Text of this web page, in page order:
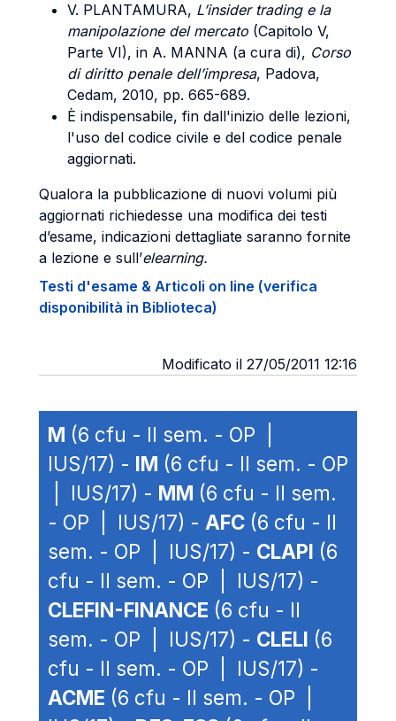
V. PLANTAMURA, L’insider trading e la
manipolazione del mercato (Capitolo V,
Parte VI), in A. MANNA (a cura di), Corso
di diritto penale dell’impresa, Padova,
Cedam, 2010, pp. 665-689.
È indispensabile, fin dall'inizio delle lezioni,
l'uso del codice civile e del codice penale
aggiornati.
Qualora la pubblicazione di nuovi volumi più
aggiornati richiedesse una modifica dei testi
d’esame, indicazioni dettagliate saranno fornite
a lezione e sull’elearning.
Testi d'esame & Articoli on line (verifica
disponibilità in Biblioteca)
Modificato il 27/05/2011 12:16
M (6 cfu - II sem. - OP |
IUS/17) - IM (6 cfu - II sem. - OP
| IUS/17) - MM (6 cfu - II sem.
- OP | IUS/17) - AFC (6 cfu - II
sem. - OP | IUS/17) - CLAPI (6
cfu - II sem. - OP | IUS/17) -
CLEFIN-FINANCE (6 cfu - II
sem. - OP | IUS/17) - CLELI (6
cfu - II sem. - OP | IUS/17) -
ACME (6 cfu - II sem. - OP |